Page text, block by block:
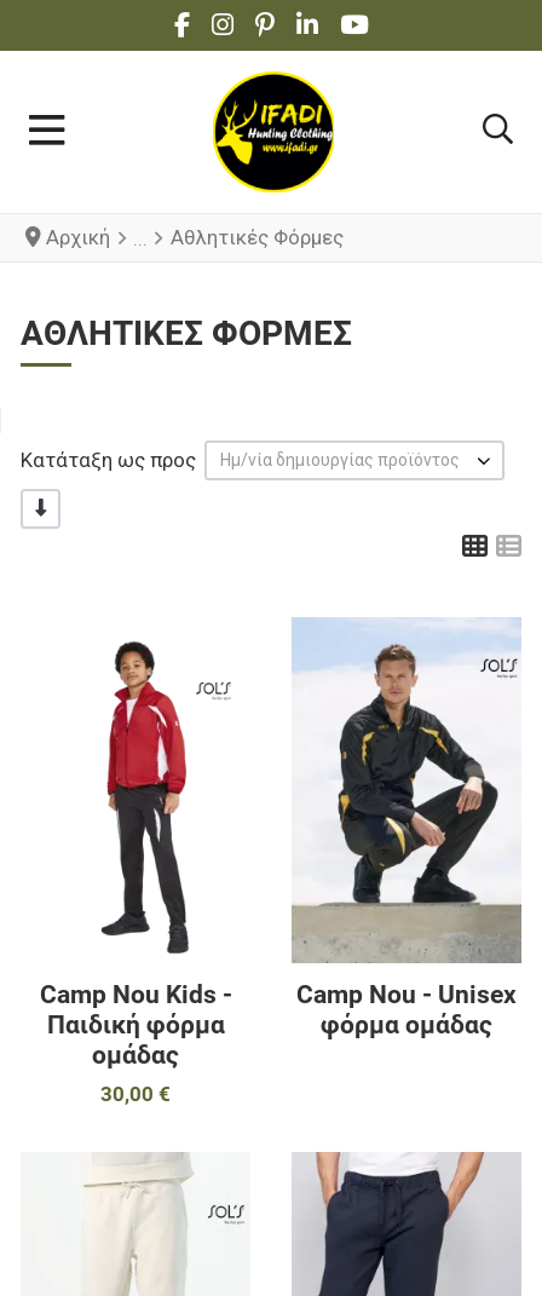
FACEBOOK SOCIAL LINK
INSTAGRAM SOCIAL LINK
PINTEREST SOCIAL LINK
LINKEDIN SOCIAL LINK
YOUTUBE SOCIAL
Αρχική Αθλητικές Φόρμες
ΑΘΛΗΤΙΚΈΣ ΦΌΡΜΕΣ
Κατάταξη ως προς Ημ/νία δημιουργίας προϊόντος
-/+
Προσθήκη στα αγαπημένα
Προσθήκη για σύγκριση
Γρήγορη ματιά
Camp Nou Kids -
Παιδική φόρμα
ομάδας
30,00 €
Camp Nou - Unisex
φόρμα ομάδας
Προσθήκη στα αγαπημένα
Προσθήκη για σύγκριση
Γρήγορη ματιά